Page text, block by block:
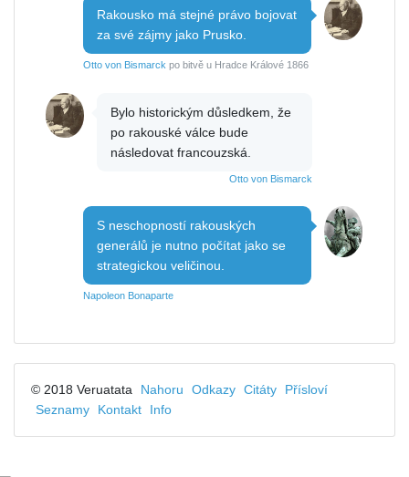
Rakousko má stejné právo bojovat
za své zájmy jako Prusko.
Otto von Bismarck po bitvě u Hradce Králové 1866
Bylo historickým důsledkem, že
po rakouské válce bude
následovat francouzská.
Otto von Bismarck
S neschopností rakouských
generálů je nutno počítat jako se
strategickou veličinou.
Napoleon Bonaparte
© 2018 Veruatata Nahoru Odkazy Citáty
Přísloví
Seznamy
Kontakt Info